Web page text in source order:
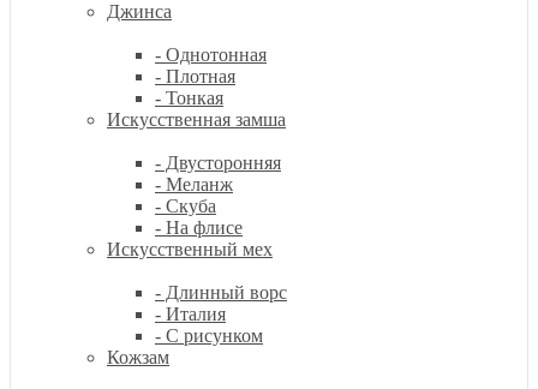
Джинса
- Однотонная
- Плотная
- Тонкая
Искусственная замша
- Двусторонняя
- Меланж
- Скуба
- На флисе
Искусственный мех
- Длинный ворс
- Италия
- С рисунком
Кожзам